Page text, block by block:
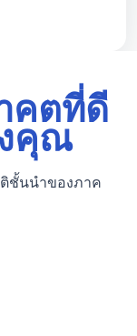
คตที่ดี
คุณ
ติชั้นนำของภาค